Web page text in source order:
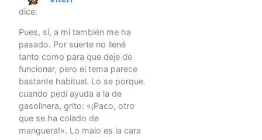
dice:
Pues, sí, a mí también me ha
pasado. Por suerte no llené
tanto como para que deje de
funcionar, pero el tema parece
bastante habitual. Lo se porque
cuando pedí ayuda a la de
gasolinera, grito: «¡Paco, otro
que se ha colado de
manguera!». Lo malo es la cara